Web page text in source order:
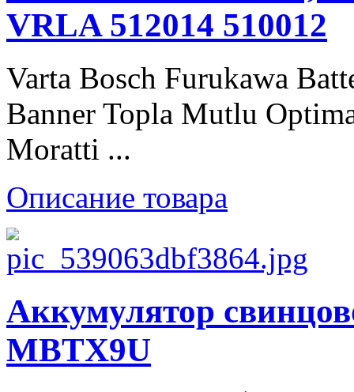
VRLA 512014 510012
Varta Bosch Furukawa
Banner Topla Mutlu
Moratti ...
Описание товара
Аккумулятор
MBTX9U